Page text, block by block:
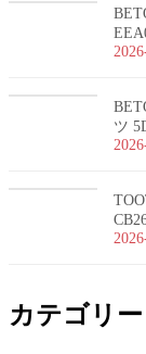
ツ
カテゴリー